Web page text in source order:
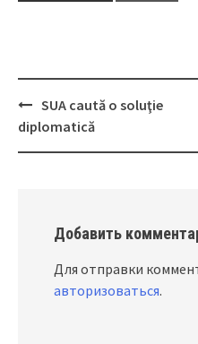
Post
navigation
SUA caută o soluţie
diplomatică
Добавить
Для отправки
авторизоваться.